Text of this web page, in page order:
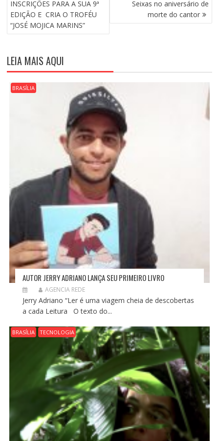
V
E
G
Ç
Ã
O
D
INSCRIÇÕES PARA A SUA 9ª
EDIÇÃO E CRIA O TROFÉU
“JOSÉ MOJICA MARINS”
Seixas no aniversário de
morte do cantor
LEIA MAIS AQUI
BRASÍLIA
AUTOR JERRY ADRIANO LANÇA SEU PRIMEIRO LIVRO
AGENCIA REDE
Jerry Adriano “Ler é uma viagem cheia de descobertas
a cada Leitura O texto do...
BRASÍLIA TECNOLOGIA